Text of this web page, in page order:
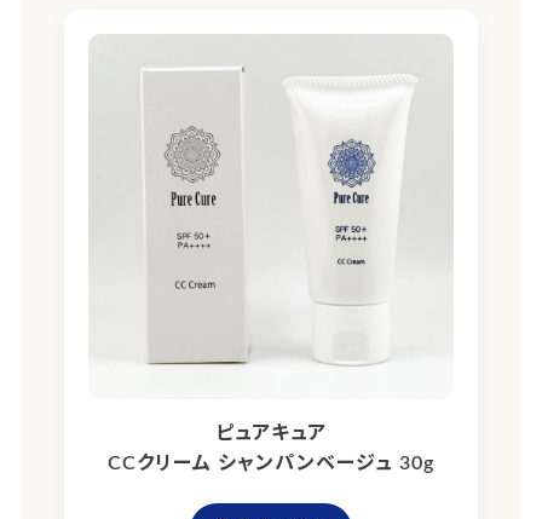
ピュアキュア
CCクリーム シャンパンベージュ 30g